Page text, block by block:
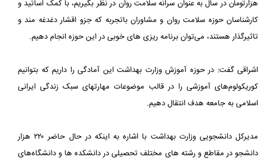
هزارتومان در سال به عنوان سرانه سلامت روان در نظر بگیریم، با کمک اساتید و
کارشناسان حوزه سلامت روان و مشاوران باتجربه که جزو اقشار دغدغه مند و
تاثیرگذار هستند، می‌توان برنامه ریزی های خوبی در این حوزه انجام دهیم.
اشراقی گفت: در حوزه آموزش وزارت بهداشت این آمادگی را داریم که بتوانیم
کوریکولوم‌های آموزشی را در قالب موضوعات مهارتهای سبک زندگی ایرانی
اسلامی به جامعه هدف انتقال دهیم.
مدیرکل دانشجویی وزارت بهداشت با اشاره به اینکه در حال حاضر ۲۲۰ هزار
دانشجو در مقاطع و رشته های مختلف تحصیلی در دانشکده ها و دانشگاه‌های